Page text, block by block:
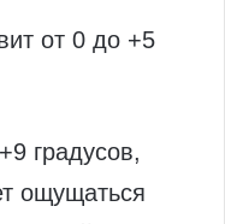
от 0 до +5
градусов,
ощущаться